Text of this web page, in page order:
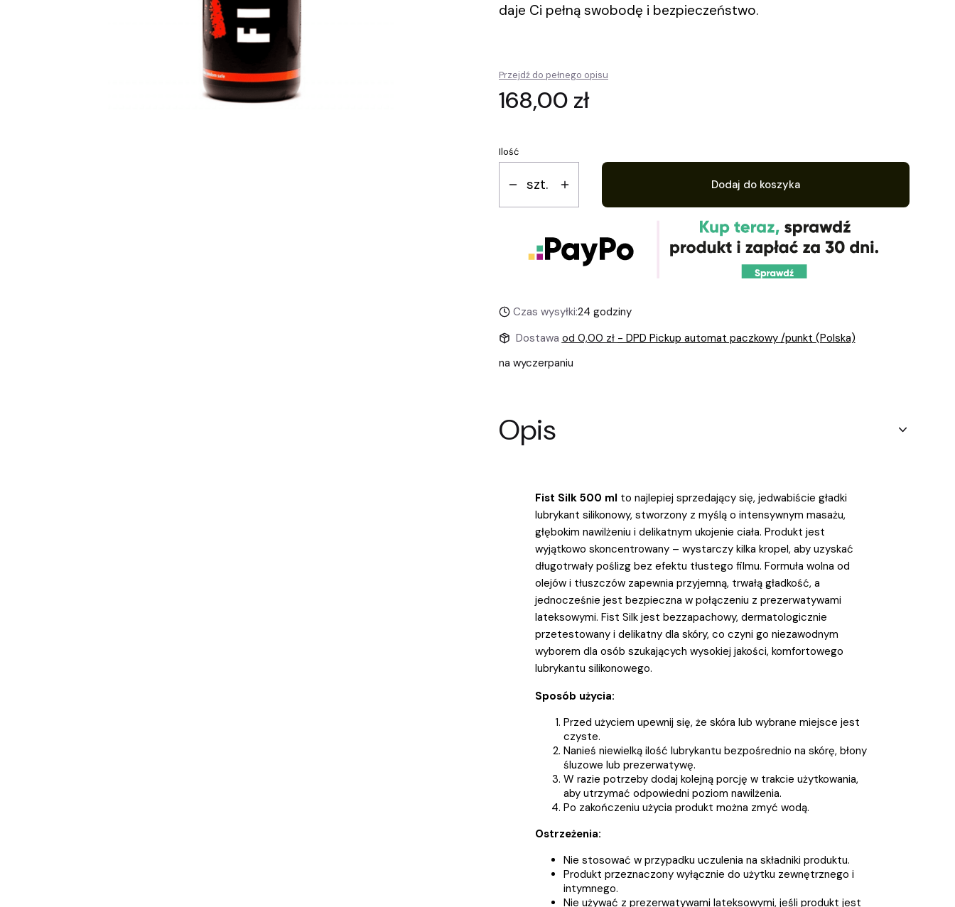
daje Ci pełną swobodę i bezpieczeństwo.
Przejdź do pełnego opisu
Cena
168,00 zł
Ilość
szt. Dodaj do koszyka
Czas wysyłki:24 godziny
Dostawa od 0,00 zł - DPD Pickup automat paczkowy /punkt (Polska)
na wyczerpaniu
Opis
Fist Silk 500 ml to najlepiej sprzedający się, jedwabiście gładki
lubrykant silikonowy, stworzony z myślą o intensywnym masażu,
głębokim nawilżeniu i delikatnym ukojenie ciała. Produkt jest
wyjątkowo skoncentrowany – wystarczy kilka kropel, aby uzyskać
długotrwały poślizg bez efektu tłustego filmu. Formuła wolna od
olejów i tłuszczów zapewnia przyjemną, trwałą gładkość, a
jednocześnie jest bezpieczna w połączeniu z prezerwatywami
lateksowymi. Fist Silk jest bezzapachowy, dermatologicznie
przetestowany i delikatny dla skóry, co czyni go niezawodnym
wyborem dla osób szukających wysokiej jakości, komfortowego
lubrykantu silikonowego.
Sposób użycia:
Przed użyciem upewnij się, że skóra lub wybrane miejsce jest
czyste.
Nanieś niewielką ilość lubrykantu bezpośrednio na skórę, błony
śluzowe lub prezerwatywę.
W razie potrzeby dodaj kolejną porcję w trakcie użytkowania,
aby utrzymać odpowiedni poziom nawilżenia.
Po zakończeniu użycia produkt można zmyć wodą.
Ostrzeżenia:
Nie stosować w przypadku uczulenia na składniki produktu.
Produkt przeznaczony wyłącznie do użytku zewnętrznego i
intymnego.
Nie używać z prezerwatywami lateksowymi, jeśli produkt jest